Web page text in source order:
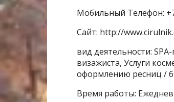
Мобильный Телефон:
Сайт: http://
вид деятельности:
визажиста, Услуги
оформлению ресниц /
Время работы: